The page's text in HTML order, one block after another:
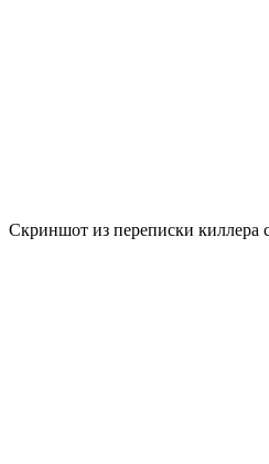
Скриншот из переписки киллера